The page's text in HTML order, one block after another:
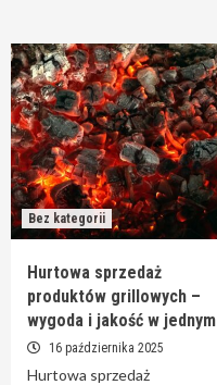
Bez kategorii
Hurtowa sprzedaż
produktów grillowych –
wygoda i jakość w jednym
16 października 2025
Hurtowa sprzedaż